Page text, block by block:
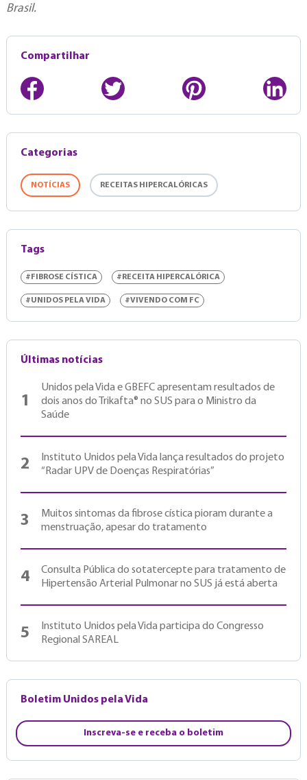
Brasil.
Compartilhar
Categorias
NOTÍCIAS RECEITAS HIPERCALÓRICAS
Tags
#FIBROSE CÍSTICA #RECEITA HIPERCALÓRICA
#UNIDOS PELA VIDA #VIVENDO COM FC
Últimas notícias
1
Unidos pela Vida e GBEFC apresentam resultados de
dois anos do Trikafta® no SUS para o Ministro da
Saúde
2
Instituto Unidos pela Vida lança resultados do projeto
“Radar UPV de Doenças Respiratórias”
3
Muitos sintomas da fibrose cística pioram durante a
menstruação, apesar do tratamento
4
Consulta Pública do sotatercepte para tratamento de
Hipertensão Arterial Pulmonar no SUS já está aberta
5
Instituto Unidos pela Vida participa do Congresso
Regional SAREAL
Boletim Unidos pela Vida
Inscreva-se e receba o boletim